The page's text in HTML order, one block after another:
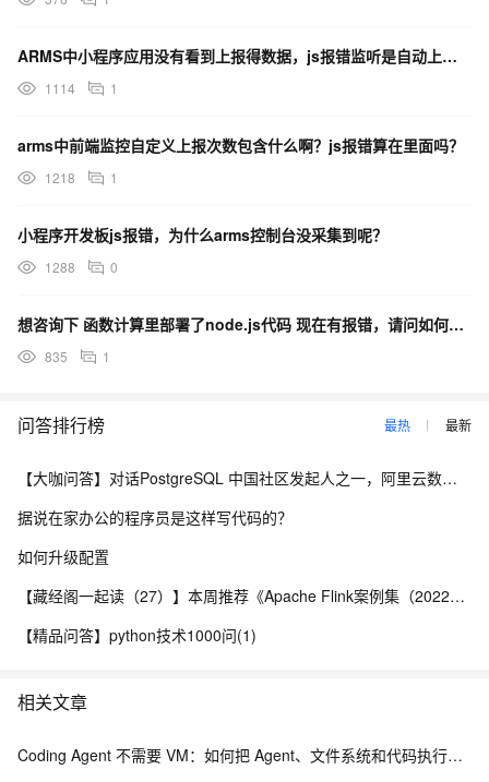
ARMS中小程序应用没有看到上报得数据，js报错监听是自动上报吗？
1114 1
arms中前端监控自定义上报次数包含什么啊？js报错算在里面吗？
1218 1
小程序开发板js报错，为什么arms控制台没采集到呢？
1288 0
想咨询下 函数计算里部署了node.js代码 现在有报错，请问如何配置类似 package.t
835 1
问答排行榜 最热 最新
【大咖问答】对话PostgreSQL 中国社区发起人之一，阿里云数据库高级专家 德哥
据说在家办公的程序员是这样写代码的？
如何升级配置
【藏经阁一起读（27）】本周推荐《Apache Flink案例集（2022版）》，你有哪些心得？
【精品问答】python技术1000问(1)
相关文章
Coding Agent 不需要 VM：如何把 Agent、文件系统和代码执行拆出虚拟机